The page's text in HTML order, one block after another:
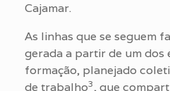
Cajamar.
As linhas que se seguem
gerada a partir de um dos
formação, planejado
de trabalho3, que